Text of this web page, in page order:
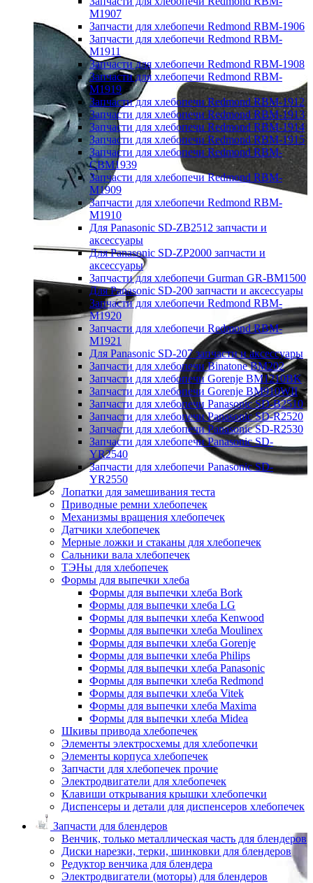
M1907
Запчасти для хлебопечи Redmond RBM-1906
Запчасти для хлебопечи Redmond RBM-
M1911
Запчасти для хлебопечи Redmond RBM-1908
Запчасти для хлебопечи Redmond RBM-
M1919
Запчасти для хлебопечи Redmond RBM-1912
Запчасти для хлебопечи Redmond RBM-1913
Запчасти для хлебопечи Redmond RBM-1914
Запчасти для хлебопечи Redmond RBM-1915
Запчасти для хлебопечи Redmond RBM-
CBM1939
Запчасти для хлебопечи Redmond RBM-
M1909
Запчасти для хлебопечи Redmond RBM-
M1910
Для Panasonic SD-ZB2512 запчасти и
аксессуары
Для Panasonic SD-ZP2000 запчасти и
аксессуары
Запчасти для хлебопечи Gurman GR-BM1500
Для Panasonic SD-200 запчасти и аксессуары
Запчасти для хлебопечи Redmond RBM-
M1920
Запчасти для хлебопечи Redmond RBM-
M1921
Для Panasonic SD-207 запчасти и аксессуары
Запчасти для хлебопечи Binatone BM202
Запчасти для хлебопечи Gorenje BM1210BK
Запчасти для хлебопечи Gorenje BM910WII
Запчасти для хлебопечи Panasonic SD-B2510
Запчасти для хлебопечи Panasonic SD-R2520
Запчасти для хлебопечи Panasonic SD-R2530
Запчасти для хлебопечи Panasonic SD-
YR2540
Запчасти для хлебопечи Panasonic SD-
YR2550
Лопатки для замешивания теста
Приводные ремни хлебопечек
Механизмы вращения хлебопечек
Датчики хлебопечек
Мерные ложки и стаканы для хлебопечек
Сальники вала хлебопечек
ТЭНы для хлебопечек
Формы для выпечки хлеба
Формы для выпечки хлеба Bork
Формы для выпечки хлеба LG
Формы для выпечки хлеба Kenwood
Формы для выпечки хлеба Moulinex
Формы для выпечки хлеба Gorenje
Формы для выпечки хлеба Philips
Формы для выпечки хлеба Panasonic
Формы для выпечки хлеба Redmond
Формы для выпечки хлеба Vitek
Формы для выпечки хлеба Maxima
Формы для выпечки хлеба Midea
Шкивы привода хлебопечек
Элементы электросхемы для хлебопечки
Элементы корпуса хлебопечек
Запчасти для хлебопечек прочие
Электродвигатели для хлебопечек
Клавиши открывания крышки хлебопечки
Диспенсеры и детали для диспенсеров хлебопечек
Запчасти для блендеров
Венчик, только металлическая часть для блендеров
Диски нарезки, терки, шинковки для блендеров
Редуктор венчика для блендера
Электродвигатели (моторы) для блендеров